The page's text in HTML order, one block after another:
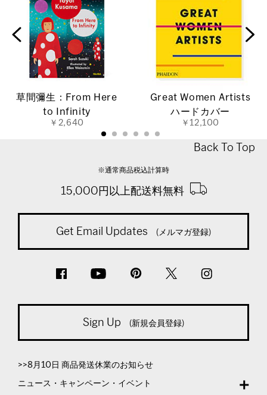
草間彌生：From Here
to Infinity
￥2,640
Great Women Artists
ハードカバー
￥12,100
Back To Top
※通常商品税込計算時
15,000円以上配送料無料
Get Email Updates (メルマガ登録)
Sign Up (新規会員登録)
>>8月10日 商品発送休業のお知らせ
ニュース・キャンペーン・イベント